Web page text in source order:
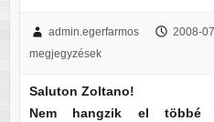
admin.egerfarmos 2008-
megjegyzések
Saluton Zoltano!
Nem hangzik el többé